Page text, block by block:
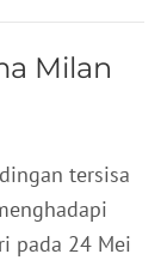
Milan
tersisa
pada 24 Mei